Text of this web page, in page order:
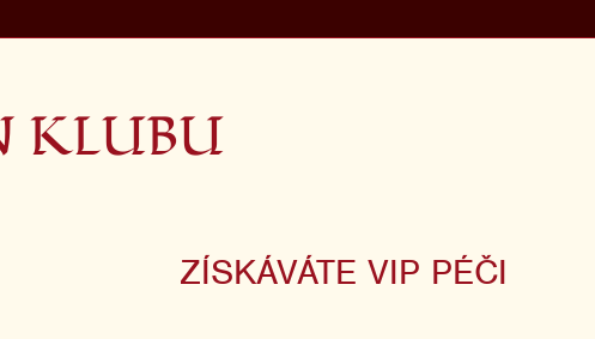
KLUBU
ZÍSKÁVÁTE VIP PÉČI